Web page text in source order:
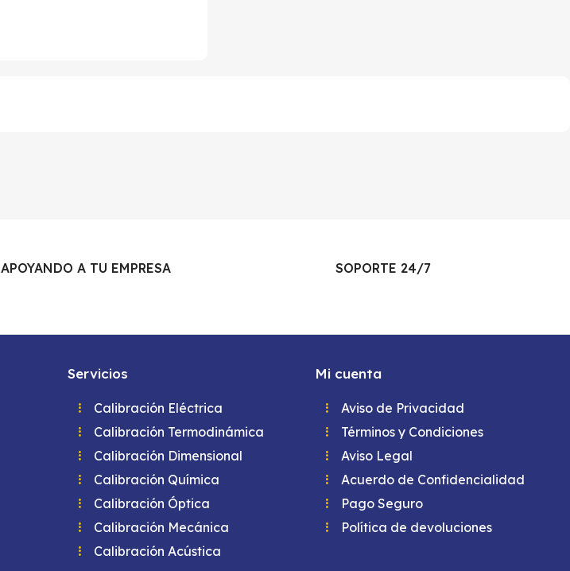
APOYANDO A TU EMPRESA SOPORTE 24/7
Servicios
Calibración Eléctrica
Calibración Termodinámica
Calibración Dimensional
Calibración Química
Calibración Óptica
Calibración Mecánica
Calibración Acústica
Mi cuenta
Aviso de Privacidad
Términos y Condiciones
Aviso Legal
Acuerdo de Confidencialidad
Pago Seguro
Política de devoluciones